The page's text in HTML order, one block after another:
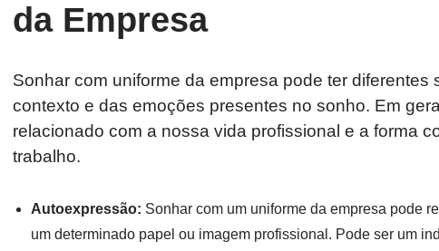
da Empresa
Sonhar com uniforme da empresa pode ter diferentes
contexto e das emoções presentes no sonho. Em
relacionado com a nossa vida profissional e a forma
trabalho.
Autoexpressão: Sonhar com um uniforme da empresa pode
um determinado papel ou imagem profissional. Pode ser um